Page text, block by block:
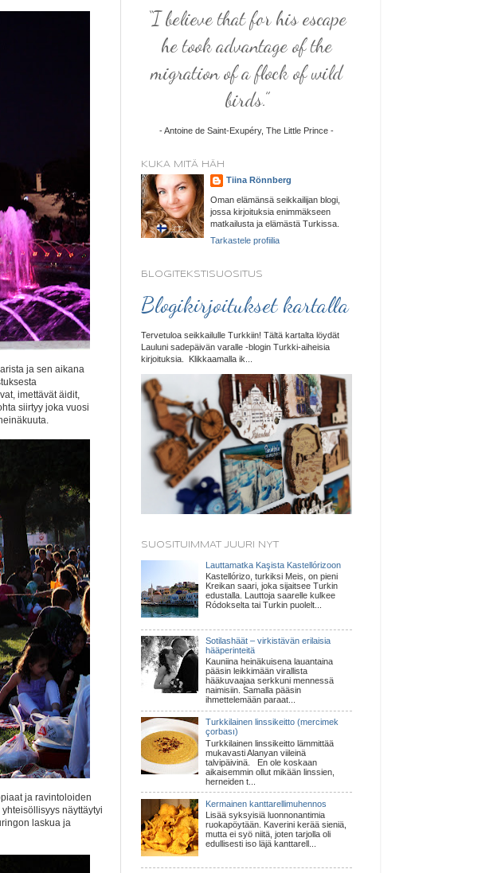
ja sen aikana
imettävät äidit,
siirtyy joka vuosi
ja ravintoloiden
näyttäytyi
laskua ja
“I believe that for his escape
he took advantage of the
migration of a flock of wild
birds.”
- Antoine de Saint-Exupéry, The Little Prince -
KUKA MITÄ HÄH
Tiina Rönnberg
Oman elämänsä seikkailijan blogi,
jossa kirjoituksia enimmäkseen
matkailusta ja elämästä Turkissa.
Tarkastele profiilia
BLOGITEKSTISUOSITUS
Blogikirjoitukset kartalla
Tervetuloa seikkailulle Turkkiin! Tältä kartalta löydät
Lauluni sadepäivän varalle -blogin Turkki-aiheisia
kirjoituksia. Klikkaamalla ik...
SUOSITUIMMAT JUURI NYT
Lauttamatka Kaşista Kastellórizoon
Kastellórizo, turkiksi Meis, on pieni
Kreikan saari, joka sijaitsee Turkin
edustalla. Lauttoja saarelle kulkee
Ródokselta tai Turkin puolelt...
Sotilashäät – virkistävän erilaisia
hääperinteitä
Kauniina heinäkuisena lauantaina
pääsin leikkimään virallista
hääkuvaajaa serkkuni mennessä
naimisiin. Samalla pääsin
ihmettelemään paraat...
Turkkilainen linssikeitto (mercimek
çorbası)
Turkkilainen linssikeitto lämmittää
mukavasti Alanyan viileinä
talvipäivinä. En ole koskaan
aikaisemmin ollut mikään linssien,
herneiden t...
Kermainen kanttarellimuhennos
Lisää syksyisiä luonnonantimia
ruokapöytään. Kaverini kerää sieniä,
mutta ei syö niitä, joten tarjolla oli
edullisesti iso läjä kanttarell...